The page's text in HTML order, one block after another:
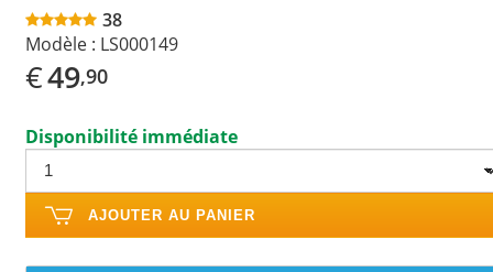
38
Modèle : LS000149
€49,90
Disponibilité immédiate
AJOUTER AU PANIER